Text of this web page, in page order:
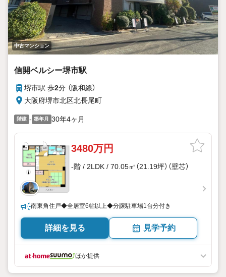
中古マンション
信開ベルシー堺市駅
堺市駅 歩2分 （阪和線）
大阪府堺市北区北長尾町
階建 - 築年月 30年4ヶ月
3480万円
-階 / 2LDK / 70.05㎡（21.19坪）（壁芯）
南東角住戸◆全居室6帖以上◆分譲駐車場1台分付き
詳細を見る 見学予約
ほか提供